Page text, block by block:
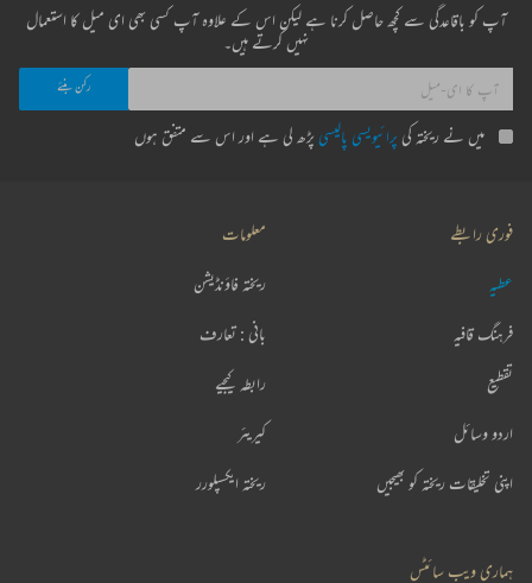
آپ کو باقاعدگی سے کچھ حاصل کرنا ہے لیکن اس کے علاوہ آپ کسی بھی ای میل کا استعمال
نہیں کرتے ہیں۔
میں نے ریختہ کی پرائیویسی پالیسی پڑھ لی ہے اور اس سے متفق ہوں
فوری رابطے
عطیہ
فرہنگ قافیہ
تقطیع
اردو وسائل
اپنی تخلیقات ریختہ کو بھیجیں
معلومات
ریختہ فاؤنڈیشن
بانی : تعارف
رابطہ کیجیے
کیریئر
ریختہ ایکسپلورر
ہماری ویب سائٹس